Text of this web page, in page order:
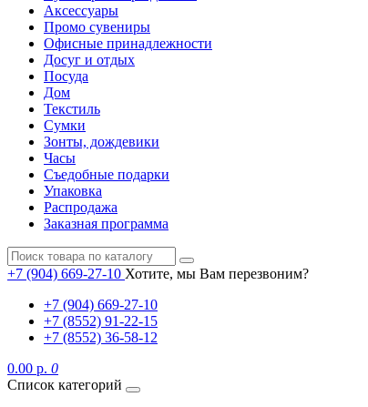
Аксессуары
Промо сувениры
Офисные принадлежности
Досуг и отдых
Посуда
Дом
Текстиль
Сумки
Зонты, дождевики
Часы
Съедобные подарки
Упаковка
Распродажа
Заказная программа
+7 (904) 669-27-10 Хотите, мы Вам перезвоним?
+7 (904) 669-27-10
+7 (8552) 91-22-15
+7 (8552) 36-58-12
0.00 р. 0
Список категорий